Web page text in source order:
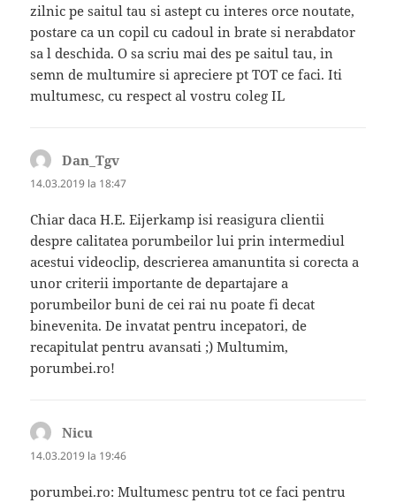
zilnic pe saitul tau si astept cu interes orce noutate,
postare ca un copil cu cadoul in brate si nerabdator
sa l deschida. O sa scriu mai des pe saitul tau, in
semn de multumire si apreciere pt TOT ce faci. Iti
multumesc, cu respect al vostru coleg IL
Dan_Tgv
14.03.2019 la 18:47
Chiar daca H.E. Eijerkamp isi reasigura clientii
despre calitatea porumbeilor lui prin intermediul
acestui videoclip, descrierea amanuntita si corecta a
unor criterii importante de departajare a
porumbeilor buni de cei rai nu poate fi decat
binevenita. De invatat pentru incepatori, de
recapitulat pentru avansati ;) Multumim,
porumbei.ro!
Nicu
14.03.2019 la 19:46
porumbei.ro: Multumesc pentru tot ce faci pentru